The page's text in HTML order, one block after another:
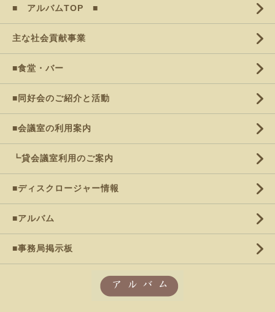
■ アルバムTOP ■
主な社会貢献事業
■食堂・バー
■同好会のご紹介と活動
■会議室の利用案内
┗貸会議室利用のご案内
■ディスクロージャー情報
■アルバム
■事務局掲示板